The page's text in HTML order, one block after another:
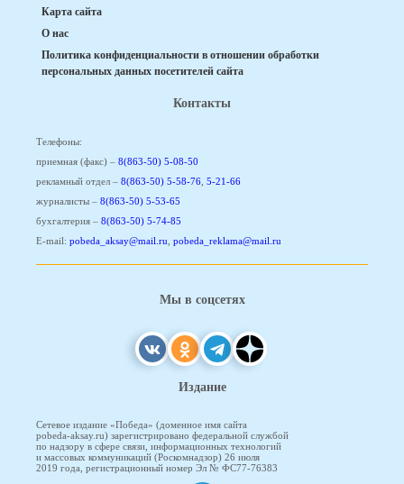
Карта сайта
О нас
Политика конфиденциальности в отношении обработки
персональных данных посетителей сайта
Контакты
Телефоны:
приемная (факс) – 8(863-50) 5-08-50
рекламный отдел – 8(863-50) 5-58-76 5-21-66
журналисты – 8(863-50) 5-53-65
бухгалтерия – 8(863-50) 5-74-85
E-mail: pobeda_aksay@mail.ru pobeda_reklama@mail.ru
Мы в соцсетях
Издание
Сетевое издание «Победа» (доменное имя сайта
pobeda-aksay.ru) зарегистрировано федеральной службой
по надзору в сфере связи, информационных технологий
и массовых коммуникаций (Роскомнадзор) 26 июля
2019 года, регистрационный номер Эл № ФС77-76383